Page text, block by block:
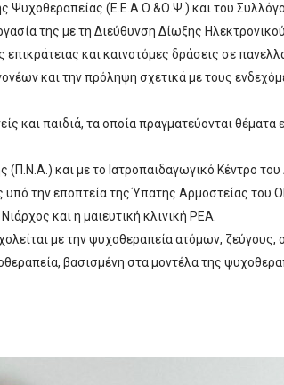
Ψυχοθεραπείας (Ε.Ε.Α.Ο.&Ο.Ψ.) και του
της με τη Διεύθυνση Δίωξης
και καινοτόμες δράσεις σε
και την πρόληψη σχετικά με τους
και παιδιά, τα οποία πραγματεύονται
(Π.Ν.Α.) και με το Ιατροπαιδαγωγικό Κέντρο
την εποπτεία της Ύπατης Αρμοστείας του
και η μαιευτική κλινική ΡΕΑ.
με την ψυχοθεραπεία ατόμων, ζεύγους,
βασισμένη στα μοντέλα της